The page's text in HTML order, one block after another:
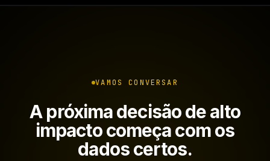
VAMOS CONVERSAR
A próxima decisão de alto
impacto começa com os
dados certos.